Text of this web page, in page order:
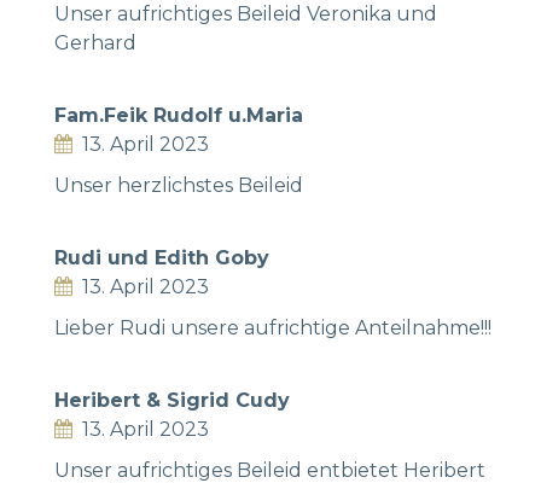
Unser aufrichtiges Beileid Veronika und
Gerhard
Fam.Feik Rudolf u.Maria
13. April 2023
Unser herzlichstes Beileid
Rudi und Edith Goby
13. April 2023
Lieber Rudi unsere aufrichtige Anteilnahme!!!
Heribert & Sigrid Cudy
13. April 2023
Unser aufrichtiges Beileid entbietet Heribert